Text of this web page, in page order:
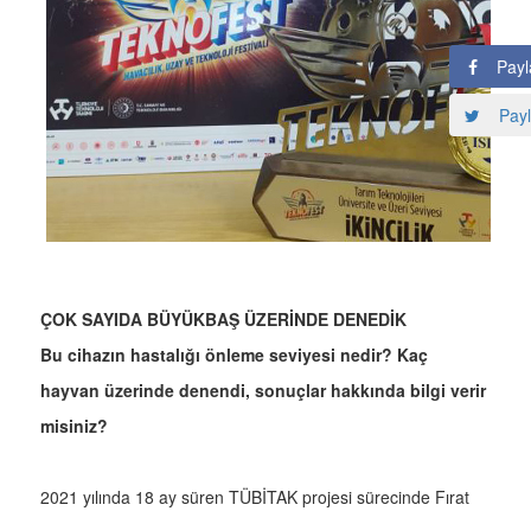
ÇOK SAYIDA BÜYÜKBAŞ ÜZERİNDE DENEDİK
Bu cihazın hastalığı önleme seviyesi nedir? Kaç
hayvan üzerinde denendi, sonuçlar hakkında bilgi verir
misiniz?
2021 yılında 18 ay süren TÜBİTAK projesi sürecinde Fırat